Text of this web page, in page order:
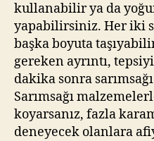
kullanabilir ya da
yapabilirsiniz. Her iki
başka boyuta
gereken ayrıntı,
dakika sonra
Sarımsağı
koyarsanız, fazla
deneyecek olanlara